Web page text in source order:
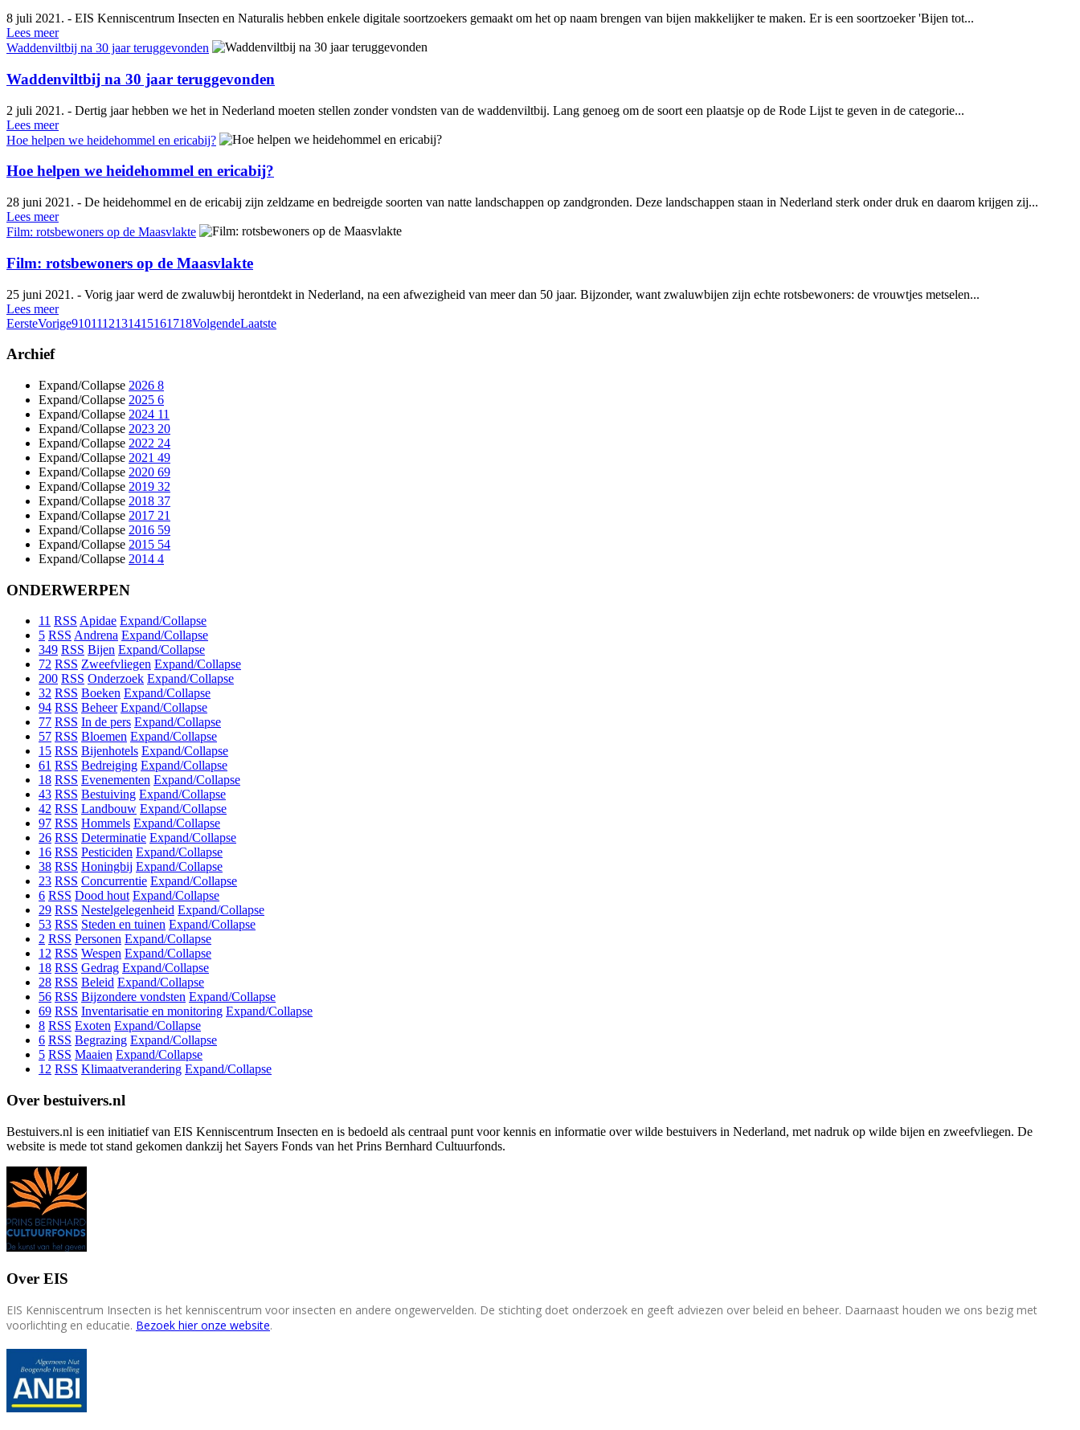
8 juli 2021. - EIS Kenniscentrum Insecten en Naturalis hebben enkele digitale soortzoekers gemaakt om het op naam brengen van bijen makkelijker te maken. Er is een soortzoeker 'Bijen tot...
Lees meer
Waddenviltbij na 30 jaar teruggevonden
Waddenviltbij na 30 jaar teruggevonden
2 juli 2021. - Dertig jaar hebben we het in Nederland moeten stellen zonder vondsten van de waddenviltbij. Lang genoeg om de soort een plaatsje op de Rode Lijst te geven in de categorie...
Lees meer
Hoe helpen we heidehommel en ericabij?
Hoe helpen we heidehommel en ericabij?
28 juni 2021. - De heidehommel en de ericabij zijn zeldzame en bedreigde soorten van natte landschappen op zandgronden. Deze landschappen staan in Nederland sterk onder druk en daarom krijgen zij...
Lees meer
Film: rotsbewoners op de Maasvlakte
Film: rotsbewoners op de Maasvlakte
25 juni 2021. - Vorig jaar werd de zwaluwbij herontdekt in Nederland, na een afwezigheid van meer dan 50 jaar. Bijzonder, want zwaluwbijen zijn echte rotsbewoners: de vrouwtjes metselen...
Lees meer
EersteVorige9101112131415161718VolgendeLaatste
Archief
Expand/Collapse 2026 8
Expand/Collapse 2025 6
Expand/Collapse 2024 11
Expand/Collapse 2023 20
Expand/Collapse 2022 24
Expand/Collapse 2021 49
Expand/Collapse 2020 69
Expand/Collapse 2019 32
Expand/Collapse 2018 37
Expand/Collapse 2017 21
Expand/Collapse 2016 59
Expand/Collapse 2015 54
Expand/Collapse 2014 4
ONDERWERPEN
11 RSS Apidae Expand/Collapse
5 RSS Andrena Expand/Collapse
349 RSS Bijen Expand/Collapse
72 RSS Zweefvliegen Expand/Collapse
200 RSS Onderzoek Expand/Collapse
32 RSS Boeken Expand/Collapse
94 RSS Beheer Expand/Collapse
77 RSS In de pers Expand/Collapse
57 RSS Bloemen Expand/Collapse
15 RSS Bijenhotels Expand/Collapse
61 RSS Bedreiging Expand/Collapse
18 RSS Evenementen Expand/Collapse
43 RSS Bestuiving Expand/Collapse
42 RSS Landbouw Expand/Collapse
97 RSS Hommels Expand/Collapse
26 RSS Determinatie Expand/Collapse
16 RSS Pesticiden Expand/Collapse
38 RSS Honingbij Expand/Collapse
23 RSS Concurrentie Expand/Collapse
6 RSS Dood hout Expand/Collapse
29 RSS Nestelgelegenheid Expand/Collapse
53 RSS Steden en tuinen Expand/Collapse
2 RSS Personen Expand/Collapse
12 RSS Wespen Expand/Collapse
18 RSS Gedrag Expand/Collapse
28 RSS Beleid Expand/Collapse
56 RSS Bijzondere vondsten Expand/Collapse
69 RSS Inventarisatie en monitoring Expand/Collapse
8 RSS Exoten Expand/Collapse
6 RSS Begrazing Expand/Collapse
5 RSS Maaien Expand/Collapse
12 RSS Klimaatverandering Expand/Collapse
Over bestuivers.nl
Bestuivers.nl is een initiatief van EIS Kenniscentrum Insecten en is bedoeld als centraal punt voor kennis en informatie over wilde bestuivers in Nederland, met nadruk op wilde bijen en zweefvliegen. De
website is mede tot stand gekomen dankzij het Sayers Fonds van het Prins Bernhard Cultuurfonds.
Over EIS
EIS Kenniscentrum Insecten is het kenniscentrum voor insecten en andere ongewervelden. De stichting doet onderzoek en geeft adviezen over beleid en beheer. Daarnaast houden we ons bezig met
voorlichting en educatie. Bezoek hier onze website.